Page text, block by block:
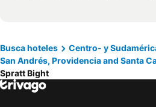
Hotel Américas
Hotel Isla Bonita
Hotel Bahia Sardina
Sea
Busca hoteles Centro- y
San Andrés, Providencia and Santa
Spratt Bight